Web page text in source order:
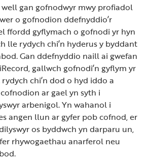
well gan gofnodwyr mwy profiadol
o gofnodion ddefnyddio’r
ffordd gyflymach o gofnodi yr hyn
lle rydych chi’n hyderus y byddant
Gan ddefnyddio naill ai gwefan
gallwch gofnodi’n gyflym yr
chi’n dod o hyd iddo a
ar gael yn syth i
arbenigol. Yn wahanol i
angen llun ar gyfer pob cofnod, er
os byddwch yn darparu un,
rhywogaethau anarferol neu